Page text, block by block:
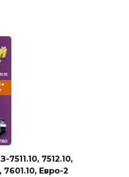
7512.10,
7601.10, Евро-2